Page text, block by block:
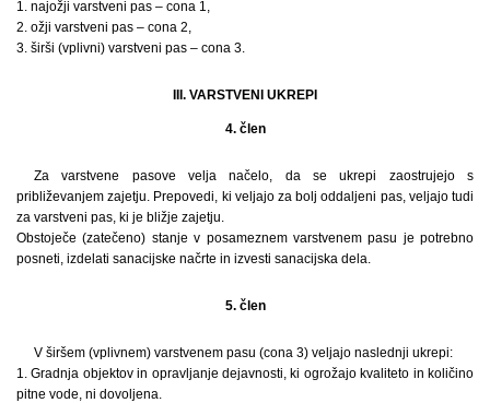
1. najožji varstveni pas – cona 1,
2. ožji varstveni pas – cona 2,
3. širši (vplivni) varstveni pas – cona 3.
III. VARSTVENI UKREPI
4. člen
Za varstvene pasove velja načelo, da se ukrepi zaostrujejo s
približevanjem zajetju. Prepovedi, ki veljajo za bolj oddaljeni pas, veljajo tudi
za varstveni pas, ki je bližje zajetju.
Obstoječe (zatečeno) stanje v posameznem varstvenem pasu je potrebno
posneti, izdelati sanacijske načrte in izvesti sanacijska dela.
5. člen
V širšem (vplivnem) varstvenem pasu (cona 3) veljajo naslednji ukrepi:
1. Gradnja objektov in opravljanje dejavnosti, ki ogrožajo kvaliteto in količino
pitne vode, ni dovoljena.